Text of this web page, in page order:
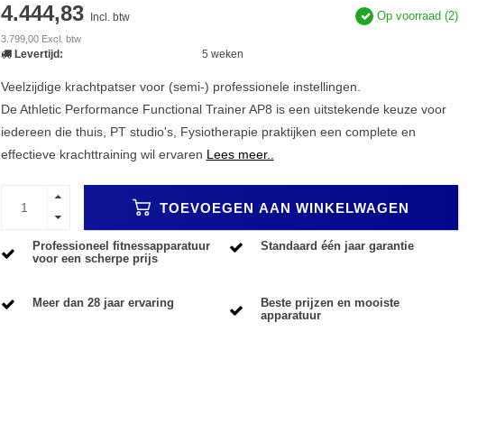
4.444,83 Incl. btw
3.799,00 Excl. btw
Op voorraad (2)
Levertijd: 5 weken
Veelzijdige krachtpatser voor (semi-) professionele instellingen.
De Athletic Performance Functional Trainer AP8 is een uitstekende keuze voor
iedereen die thuis, PT studio's, Fysiotherapie praktijken een complete en
effectieve krachttraining wil ervaren Lees meer..
TOEVOEGEN AAN WINKELWAGEN
Professioneel fitnessapparatuur
voor een scherpe prijs
Standaard één jaar garantie
Meer dan 28 jaar ervaring
Beste prijzen en mooiste
apparatuur